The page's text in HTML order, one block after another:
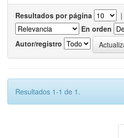
Resultados por página |
En orden
Autor/registro
Resultados 1-1 de 1.